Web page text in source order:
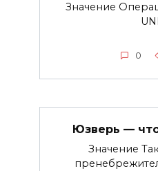
Значение
0
Юзверь —
Значение